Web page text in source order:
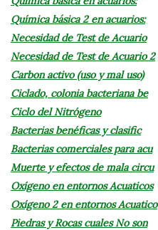
Química básica 2 en acuarios:
Necesidad de Test de Acuario
Necesidad de Test de Acuario 2
Carbon activo (uso y mal uso)
Ciclado, colonia bacteriana be
Ciclo del Nitrógeno
Bacterias benéficas y clasific
Bacterias comerciales para acu
Muerte y efectos de mala circu
Oxígeno en entornos Acuaticos
Oxígeno 2 en entornos Acuatico
Piedras y Rocas cuales No son